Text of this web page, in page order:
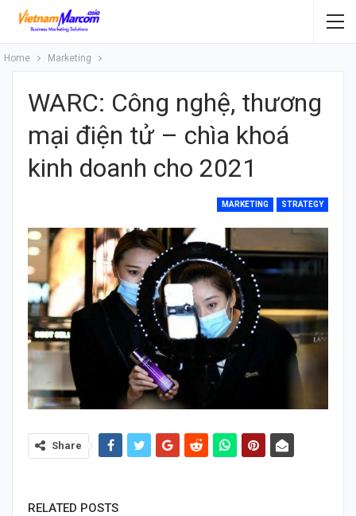
Home Marketing
WARC: Công nghệ, thương
mại điện tử – chìa khoá
kinh doanh cho 2021
MARKETING STRATEGY
Share
RELATED POSTS